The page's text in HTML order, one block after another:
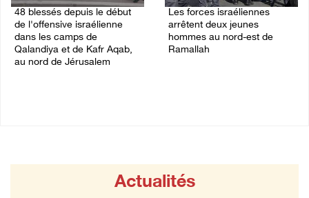
48 blessés depuis le début
de l'offensive israélienne
dans les camps de
Qalandiya et de Kafr Aqab,
au nord de Jérusalem
Les forces israéliennes
arrêtent deux jeunes
hommes au nord-est de
Ramallah
Actualités